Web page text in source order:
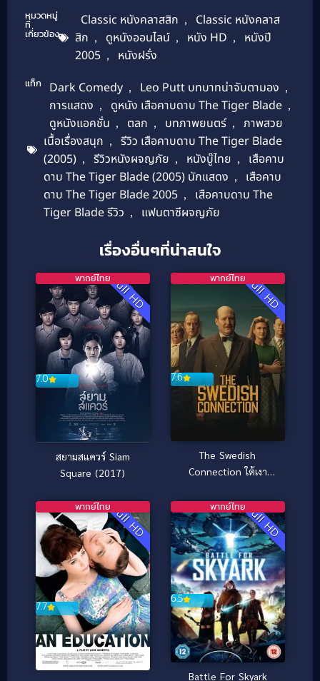
หมวดหมู่
ที่
เกี่ยวข้อง
Classic หนังคลาสสิก ,
Classic หนังคลาส
สิก , ดูหนังออนไลน์ , หนัง HD ,
หนังปี
2005 , หนังฝรั่ง
แท็ก Dark Comedy , Leo Putt บทบาทน่าจับตามอง ,
การแสดง , ดูหนัง เสือคาบดาบ The Tiger Blade ,
ดูหนังแอคชั่น , ตลก , บทภาพยนตร์ ,
ภาพสวย
เนื้อเรื่องสนุก ,
รีวิว เสือคาบดาบ The Tiger Blade
(2005) , รีวิวหนังผจญภัย , หนังบู๊ไทย ,
เสือคาบ
ดาบ The Tiger Blade (2005) นักแสดง ,
เสือคาบ
ดาบ The Tiger Blade 2005 ,
เสือคาบดาบ The
Tiger Blade รีวิว , แฟนตาซีผจญภัย
เรื่องอื่นๆที่น่าสนใจ
Full HD
7.0
พากย์ไทย
สยามสแควร์ Siam
Square (2017)
Full HD
7.6
พากย์ไทย
The Swedish
Connection ใต้เงา
Full HD
7.7
พากย์ไทย Full HD
6.5
พากย์ไทย
Battle For Skyark